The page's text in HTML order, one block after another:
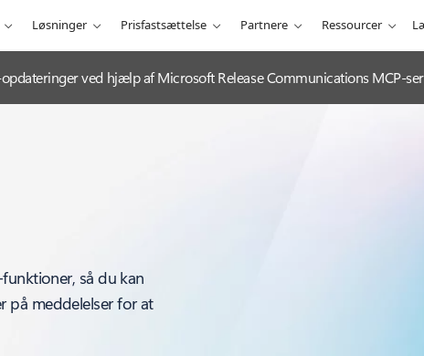
Løsninger Prisfastsættelse Partnere Ressourcer
ved hjælp af Microsoft Release Communications MCP-
så du kan
på meddelelser for at